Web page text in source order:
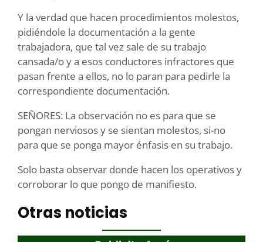
Y la verdad que hacen procedimientos molestos,
pidiéndole la documentación a la gente
trabajadora, que tal vez sale de su trabajo
cansada/o y a esos conductores infractores que
pasan frente a ellos, no lo paran para pedirle la
correspondiente documentación.
SEÑORES: La observación no es para que se
pongan nerviosos y se sientan molestos, si-no
para que se ponga mayor énfasis en su trabajo.
Solo basta observar donde hacen los operativos y
corroborar lo que pongo de manifiesto.
Otras noticias